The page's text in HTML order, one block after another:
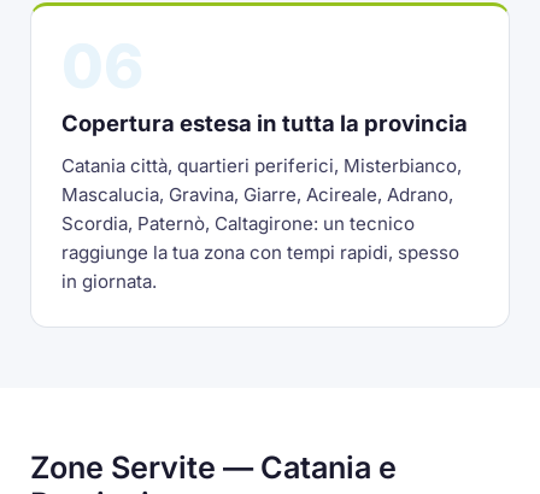
Copertura estesa in tutta la provincia
Catania città, quartieri periferici, Misterbianco,
Mascalucia, Gravina, Giarre, Acireale, Adrano,
Scordia, Paternò, Caltagirone: un tecnico
raggiunge la tua zona con tempi rapidi, spesso
in giornata.
Zone Servite — Catania e